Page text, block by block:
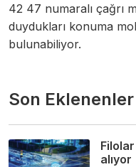
42 47 numaralı çağrı
duydukları konuma
bulunabiliyor.
Son Eklenenler
alıyor